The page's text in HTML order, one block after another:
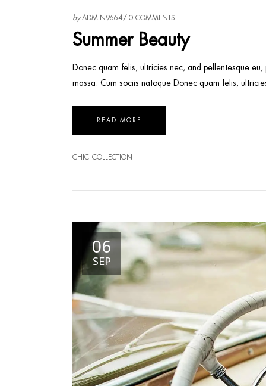
byADMIN9664 0 COMMENTS
Summer Beauty
Donec quam felis, ultricies nec, and pellentesque
massa. Cum sociis natoque Donec quam felis,
READ MORE
CHIC COLLECTION
06
SEP